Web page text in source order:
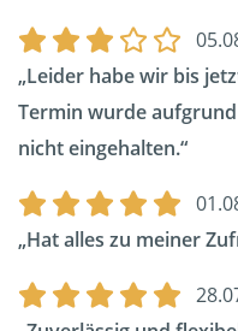
Leider habe wir bis
Termin wurde
nicht eingehalten.
Hat alles zu meiner